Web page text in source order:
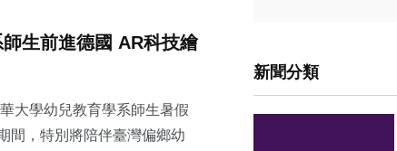
生前進德國 AR科技繪
大學幼兒教育學系師生暑假
間，特別將陪伴臺灣偏鄉幼
新聞分類